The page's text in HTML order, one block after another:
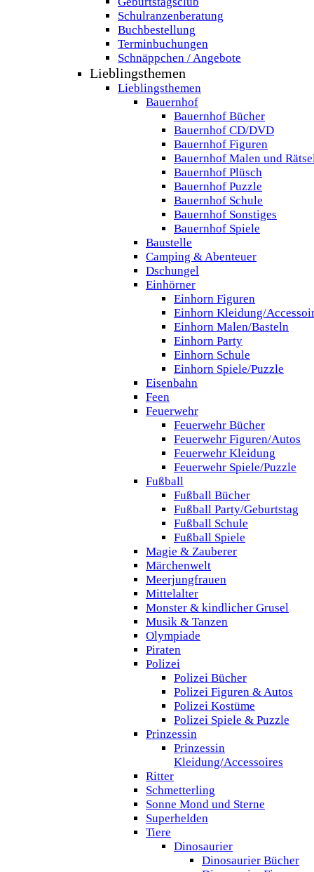
Schulranzenberatung
Buchbestellung
Terminbuchungen
Schnäppchen / Angebote
Lieblingsthemen
Lieblingsthemen
Bauernhof
Bauernhof Bücher
Bauernhof CD/DVD
Bauernhof Figuren
Bauernhof Malen und
Bauernhof Plüsch
Bauernhof Puzzle
Bauernhof Schule
Bauernhof Sonstiges
Bauernhof Spiele
Baustelle
Camping & Abenteuer
Dschungel
Einhörner
Einhorn Figuren
Einhorn Kleidung/
Einhorn Malen/Basteln
Einhorn Party
Einhorn Schule
Einhorn Spiele/Puzzle
Eisenbahn
Feen
Feuerwehr
Feuerwehr Bücher
Feuerwehr Figuren/Autos
Feuerwehr Kleidung
Feuerwehr Spiele/Puzzle
Fußball
Fußball Bücher
Fußball Party/Geburtstag
Fußball Schule
Fußball Spiele
Magie & Zauberer
Märchenwelt
Meerjungfrauen
Mittelalter
Monster & kindlicher Grusel
Musik & Tanzen
Olympiade
Piraten
Polizei
Polizei Bücher
Polizei Figuren & Autos
Polizei Kostüme
Polizei Spiele & Puzzle
Prinzessin
Prinzessin
Kleidung/Accessoires
Ritter
Schmetterling
Sonne Mond und Sterne
Superhelden
Tiere
Dinosaurier
Dinosaurier Bücher